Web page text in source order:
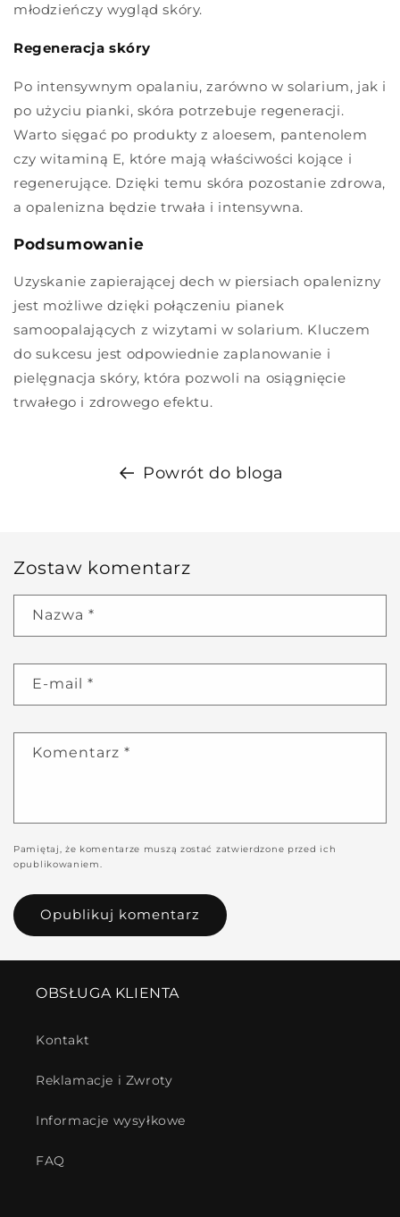
młodzieńczy wygląd skóry.
Regeneracja skóry
Po intensywnym opalaniu, zarówno w solarium, jak i
po użyciu pianki, skóra potrzebuje regeneracji.
Warto sięgać po produkty z aloesem, pantenolem
czy witaminą E, które mają właściwości kojące i
regenerujące. Dzięki temu skóra pozostanie zdrowa,
a opalenizna będzie trwała i intensywna.
Podsumowanie
Uzyskanie zapierającej dech w piersiach opalenizny
jest możliwe dzięki połączeniu pianek
samoopalających z wizytami w solarium. Kluczem
do sukcesu jest odpowiednie zaplanowanie i
pielęgnacja skóry, która pozwoli na osiągnięcie
trwałego i zdrowego efektu.
Powrót do bloga
Zostaw komentarz
Nazwa *
E-mail *
Komentarz *
Pamiętaj, że komentarze muszą zostać zatwierdzone przed ich
opublikowaniem.
OBSŁUGA KLIENTA
Kontakt
Reklamacje i Zwroty
Informacje wysyłkowe
FAQ